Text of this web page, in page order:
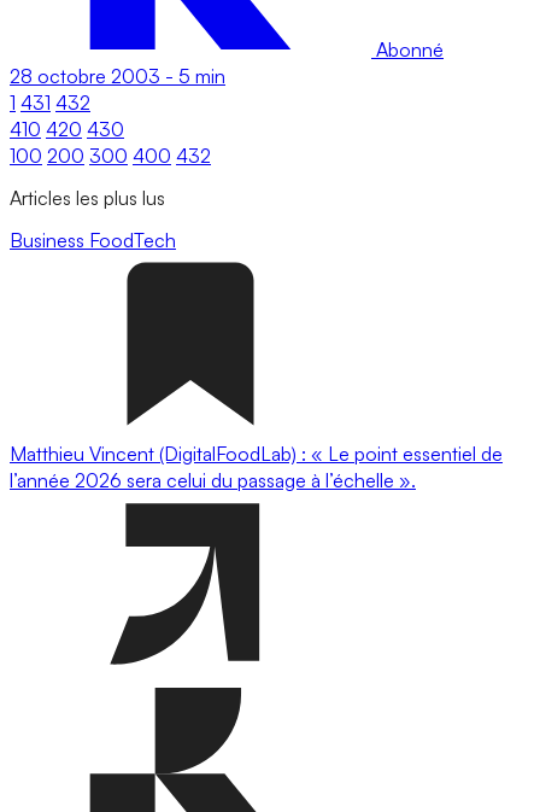
Abonné
28 octobre 2003 - 5 min
1 431 432
410 420 430
100 200 300 400 432
Articles les plus lus
Business FoodTech
Matthieu Vincent (DigitalFoodLab) : « Le point essentiel de
l’année 2026 sera celui du passage à l’échelle ».